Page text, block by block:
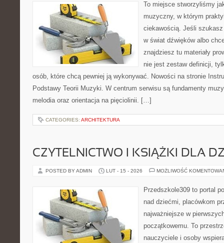
To miejsce stworzyliśmy
muzyczny, w którym
ciekawością. Jeśli
w świat dźwięków albo
znajdziesz tu materiały
nie jest zestaw definicji,
osób, które chcą pewniej ją wykonywać. Nowości na stronie
Podstawy Teorii Muzyki. W centrum serwisu są fundamenty
melodia oraz orientacja na pięciolinii. […]
CATEGORIES: ARCHITEKTURA
CZYTELNICTWO I KSIĄŻKI DLA
POSTED BY ADMIN LUT - 15 - 2026 MOŻLIWOŚĆ
Przedszkole309 to portal
nad dziećmi, placówkom
najważniejsze w
początkowemu. To
nauczyciele i osoby